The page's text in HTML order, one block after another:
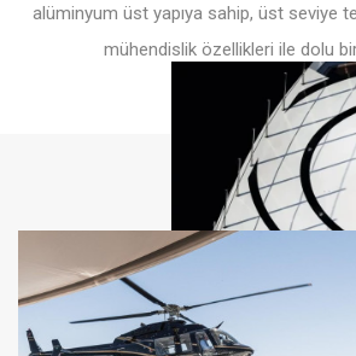
alüminyum üst yapıya sahip, üst seviye
mühendislik özellikleri ile dolu